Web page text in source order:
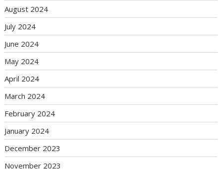
August 2024
July 2024
June 2024
May 2024
April 2024
March 2024
February 2024
January 2024
December 2023
November 2023